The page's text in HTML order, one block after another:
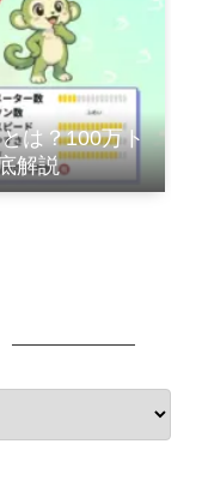
は？100万ト
解説